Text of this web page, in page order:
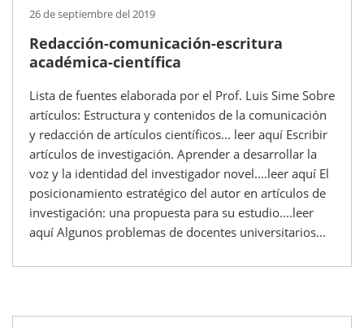
26 de septiembre del 2019
Redacción-comunicación-escritura
académica-científica
Lista de fuentes elaborada por el Prof. Luis Sime Sobre
artículos: Estructura y contenidos de la comunicación
y redacción de artículos científicos... leer aquí Escribir
artículos de investigación. Aprender a desarrollar la
voz y la identidad del investigador novel....leer aquí El
posicionamiento estratégico del autor en artículos de
investigación: una propuesta para su estudio....leer
aquí Algunos problemas de docentes universitarios...